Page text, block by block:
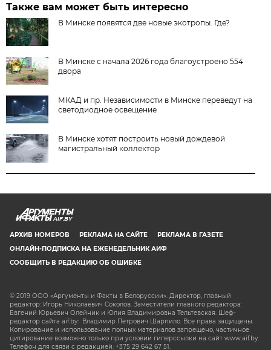
Также вам может быть интересно
В Минске появятся две новые экотропы. Где?
В Минске с начала 2026 года благоустроено 554
двора
МКАД и пр. Независимости в Минске переведут на
светодиодное освещение
В Минске хотят построить новый дождевой
магистральный коллектор
AIF.BY
АРХИВ НОМЕРОВ РЕКЛАМА НА САЙТЕ
РЕКЛАМА В ГАЗЕТЕ
ОНЛАЙН-ПОДПИСКА НА ЕЖЕНЕДЕЛЬНИК АИФ
СООБЩИТЬ В РЕДАКЦИЮ ОБ ОШИБКЕ
© 2019 ООО «Аргументы и Факты в Белоруссии». Директор, главный
редактор: Игорь Николаевич Соколов. Заместители главного редактора:
Евгений Юрьевич Олейник и Юлия Владимировна Тельтевская. Шеф-
редактор сайта aif.by: Владимир Петрович Шарпило. Все права защищены.
Копирование и использование полных материалов запрещено, частичное
цитирование возможно только при условии гиперссылки на сайт www.aif.by.
Телефон для связи с редакцией: +375 29 642 67 51.